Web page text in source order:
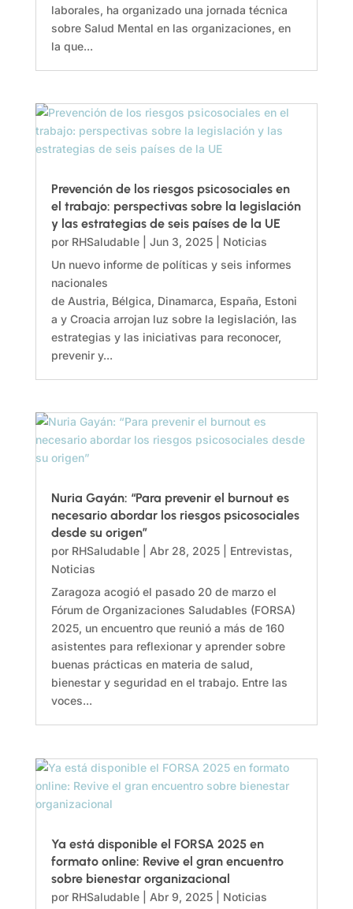
laborales, ha organizado una jornada técnica
sobre Salud Mental en las organizaciones, en
la que...
Prevención de los riesgos psicosociales en
el trabajo: perspectivas sobre la legislación
y las estrategias de seis países de la UE
por RHSaludable| Jun 3, 2025| Noticias
Un nuevo informe de políticas y seis informes
nacionales
de Austria, Bélgica, Dinamarca, España, Estoni
a y Croacia arrojan luz sobre la legislación, las
estrategias y las iniciativas para reconocer,
prevenir y...
Nuria Gayán: “Para prevenir el burnout es
necesario abordar los riesgos psicosociales
desde su origen”
por RHSaludable| Abr 28, 2025| Entrevistas,
Noticias
Zaragoza acogió el pasado 20 de marzo el
Fórum de Organizaciones Saludables (FORSA)
2025, un encuentro que reunió a más de 160
asistentes para reflexionar y aprender sobre
buenas prácticas en materia de salud,
bienestar y seguridad en el trabajo. Entre las
voces...
Ya está disponible el FORSA 2025 en
formato online: Revive el gran encuentro
sobre bienestar organizacional
por RHSaludable| Abr 9, 2025| Noticias